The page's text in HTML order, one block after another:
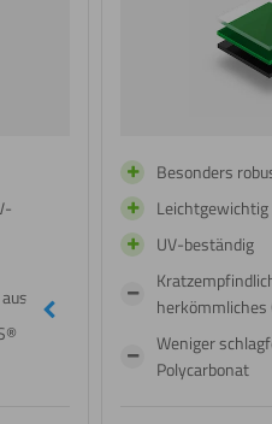
undefined
Besonders
Leichtgewichtig
UV-beständig
herkömmliches
Weniger
Polycarbonat